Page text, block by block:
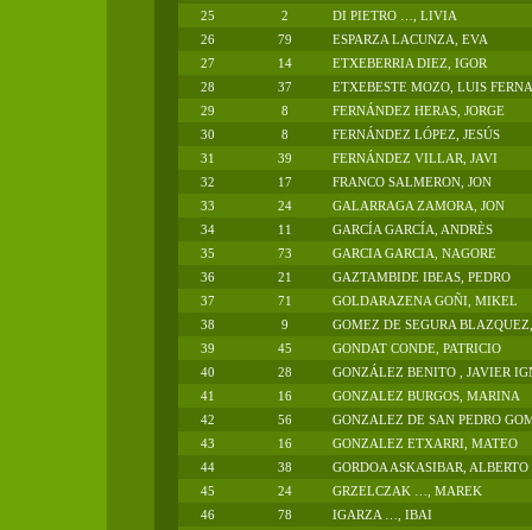
25
2
DI PIETRO …, LIVIA
26
79
ESPARZA LACUNZA, EVA
27
14
ETXEBERRIA DIEZ, IGOR
28
37
ETXEBESTE MOZO, LUIS
29
8
FERNÁNDEZ HERAS, JORGE
30
8
FERNÁNDEZ LÓPEZ, JESÚS
31
39
FERNÁNDEZ VILLAR, JAVI
32
17
FRANCO SALMERON, JON
33
24
GALARRAGA ZAMORA, JON
34
11
GARCÍA GARCÍA, ANDRÈS
35
73
GARCIA GARCIA, NAGORE
36
21
GAZTAMBIDE IBEAS, PEDRO
37
71
GOLDARAZENA GOÑI, MIKEL
38
9
GOMEZ DE SEGURA
39
45
GONDAT CONDE, PATRICIO
40
28
GONZÁLEZ BENITO , JAVIER
41
16
GONZALEZ BURGOS, MARINA
42
56
GONZALEZ DE SAN PEDRO
43
16
GONZALEZ ETXARRI, MATEO
44
38
GORDOA ASKASIBAR, ALBERTO
45
24
GRZELCZAK …, MAREK
46
78
IGARZA …, IBAI